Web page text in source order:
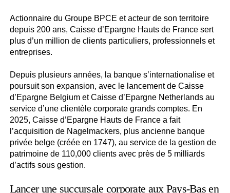
Actionnaire du Groupe BPCE et acteur de son territoire
depuis 200 ans, Caisse d’Epargne Hauts de France sert
plus d’un million de clients particuliers, professionnels et
entreprises.
Depuis plusieurs années, la banque s’internationalise et
poursuit son expansion, avec le lancement de Caisse
d’Epargne Belgium et Caisse d’Epargne Netherlands au
service d’une clientèle corporate grands comptes. En
2025, Caisse d’Epargne Hauts de France a fait
l’acquisition de Nagelmackers, plus ancienne banque
privée belge (créée en 1747), au service de la gestion de
patrimoine de 110,000 clients avec près de 5 milliards
d’actifs sous gestion.
Lancer une succursale corporate aux Pays-Bas en